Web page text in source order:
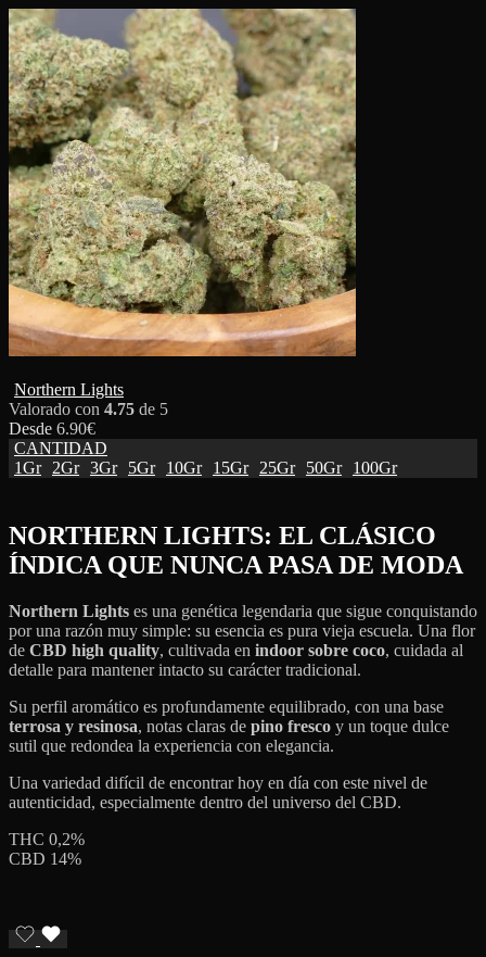
Northern Lights
Valorado con 4.75 de 5
Desde 6.90€
CANTIDAD
1Gr
2Gr 3Gr 5Gr 10Gr 15Gr 25Gr 50Gr 100Gr
NORTHERN LIGHTS: EL CLÁSICO
ÍNDICA QUE NUNCA PASA DE MODA
Northern Lights es una genética legendaria que sigue conquistando
por una razón muy simple: su esencia es pura vieja escuela. Una flor
de CBD high quality, cultivada en indoor sobre coco, cuidada al
detalle para mantener intacto su carácter tradicional.
Su perfil aromático es profundamente equilibrado, con una base
terrosa y resinosa, notas claras de pino fresco y un toque dulce
sutil que redondea la experiencia con elegancia.
Una variedad difícil de encontrar hoy en día con este nivel de
autenticidad, especialmente dentro del universo del CBD.
THC 0,2%
CBD 14%